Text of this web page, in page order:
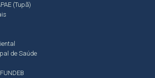
(Tupã)
de Saúde